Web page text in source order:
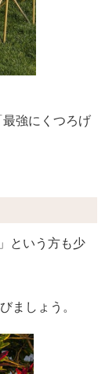
強にくつろげ
という方も少
ましょう。